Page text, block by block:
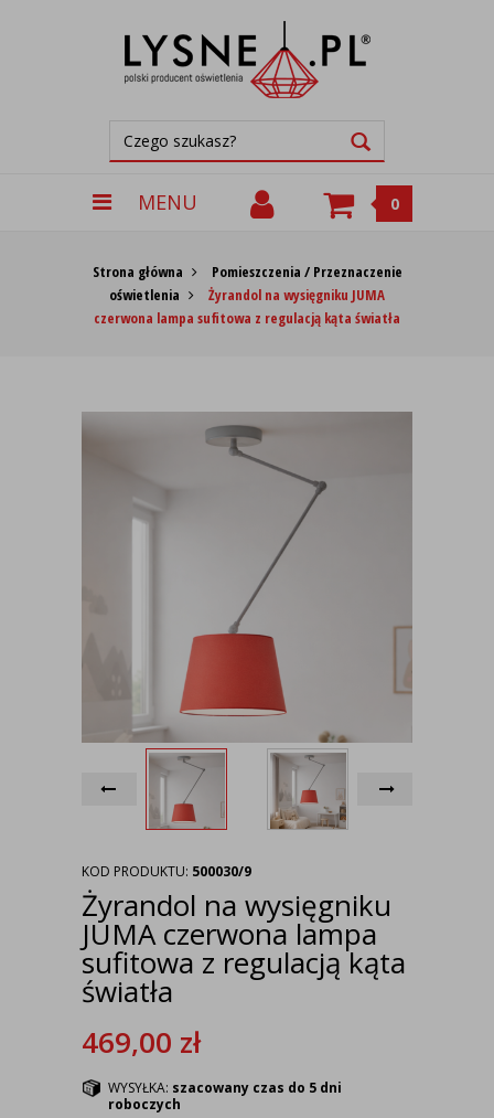
MENU 0
Strona główna
Pomieszczenia / Przeznaczenie
oświetlenia
Żyrandol na wysięgniku JUMA
czerwona lampa sufitowa z regulacją kąta światła
KOD PRODUKTU: 500030/9
Żyrandol na wysięgniku
JUMA czerwona lampa
sufitowa z regulacją kąta
światła
469,00 zł
WYSYŁKA: szacowany czas do 5 dni
roboczych